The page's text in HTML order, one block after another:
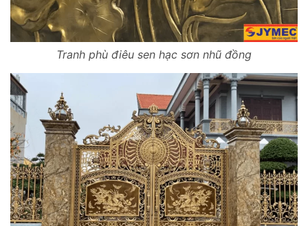
Tranh phù điêu sen hạc sơn nhũ đồng